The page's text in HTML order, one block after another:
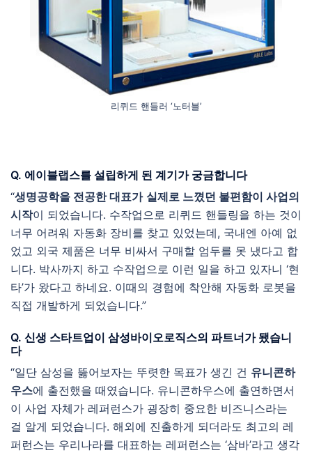
리퀴드 핸들러 ‘노터블’
Q. 에이블랩스를 설립하게 된 계기가 궁금합니다
“생명공학을 전공한 대표가 실제로 느꼈던 불편함이 사업의
시작이 되었습니다. 수작업으로 리퀴드 핸들링을 하는 것이
너무 어려워 자동화 장비를 찾고 있었는데, 국내엔 아예 없
었고 외국 제품은 너무 비싸서 구매할 엄두를 못 냈다고 합
니다. 박사까지 하고 수작업으로 이런 일을 하고 있자니 ‘현
타’가 왔다고 하네요. 이때의 경험에 착안해 자동화 로봇을
직접 개발하게 되었습니다.”
Q. 신생 스타트업이 삼성바이오로직스의 파트너가 됐습니
다
“일단 삼성을 뚫어보자는 뚜렷한 목표가 생긴 건 유니콘하
우스에 출전했을 때였습니다. 유니콘하우스에 출연하면서
이 사업 자체가 레퍼런스가 굉장히 중요한 비즈니스라는
걸 알게 되었습니다. 해외에 진출하게 되더라도 최고의 레
퍼런스는 우리나라를 대표하는 레퍼런스는 ‘삼바’라고 생각